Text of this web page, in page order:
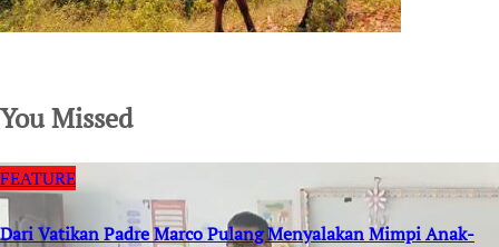
You Missed
FEATURE
Dari Vatikan Padre Marco Pulang Menyalakan Mimpi Anak-